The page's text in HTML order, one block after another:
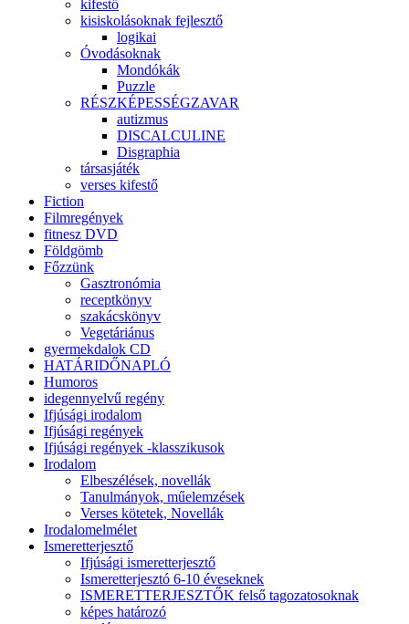
kifestő
kisiskolásoknak fejlesztő
logikai
Óvodásoknak
Mondókák
Puzzle
RÉSZKÉPESSÉGZAVAR
autizmus
DISCALCULINE
Disgraphia
társasjáték
verses kifestő
Fiction
Filmregények
fitnesz DVD
Földgömb
Főzzünk
Gasztronómia
receptkönyv
szakácskönyv
Vegetáriánus
gyermekdalok CD
HATÁRIDŐNAPLÓ
Humoros
idegennyelvű regény
Ifjúsági irodalom
Ifjúsági regények
Ifjúsági regények -klasszikusok
Irodalom
Elbeszélések, novellák
Tanulmányok, műelemzések
Verses kötetek, Novellák
Irodalomelmélet
Ismeretterjesztő
Ifjúsági ismeretterjesztő
Ismeretterjesztó 6-10 éveseknek
ISMERETTERJESZTŐK felső tagozatosoknak
képes határozó